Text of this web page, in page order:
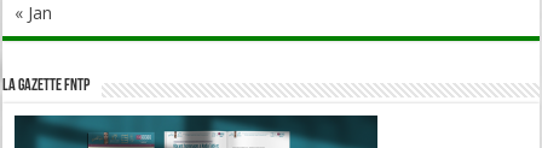
« Jan
La Gazette FNTP